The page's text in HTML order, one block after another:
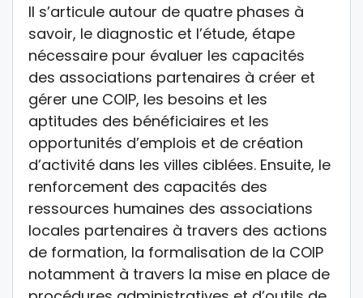
Il s’articule autour de quatre phases à
savoir, le diagnostic et l’étude, étape
nécessaire pour évaluer les capacités
des associations partenaires à créer et
gérer une COIP, les besoins et les
aptitudes des bénéficiaires et les
opportunités d’emplois et de création
d’activité dans les villes ciblées. Ensuite, le
renforcement des capacités des
ressources humaines des associations
locales partenaires à travers des actions
de formation, la formalisation de la COIP
notamment à travers la mise en place de